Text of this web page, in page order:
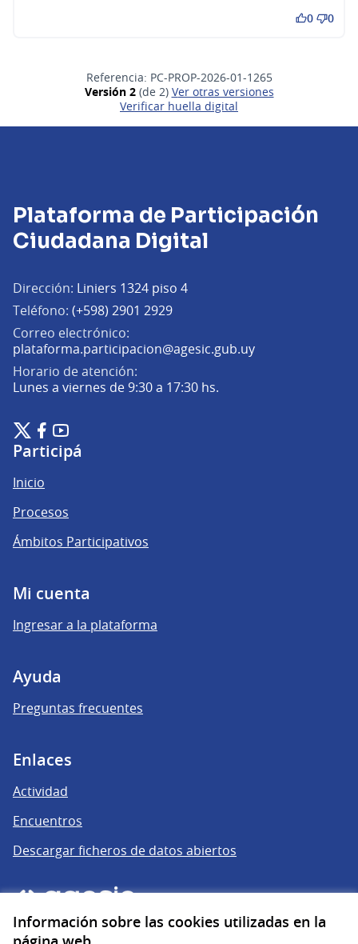
Información sobre las cookies utilizadas en la
0 0
Referencia: PC-PROP-2026-01-1265
Versión 2(de 2)
ver otras versiones
Verificar huella digital
Plataforma de Participación
Ciudadana Digital
Dirección: Liniers 1324 piso 4
Teléfono: (+598) 2901 2929
Correo electrónico:
plataforma.participacion@agesic.gub.uy(Abrir en una
Horario de atención:
Lunes a viernes de 9:30 a 17:30 hs.
Plataforma de Participación Ciudadana Digital en X
(Enlace externo)
Plataforma de Participación Ciudadana Digital en Facebook
(Enlace externo)
Plataforma de Participación Ciudadana Digital en
(Enlace externo)
Participá
Inicio
Procesos
Ámbitos Participativos
Mi cuenta
Ingresar a la plataforma
Ayuda
Preguntas frecuentes
Enlaces
Actividad
Encuentros
Descargar ficheros de datos abiertos